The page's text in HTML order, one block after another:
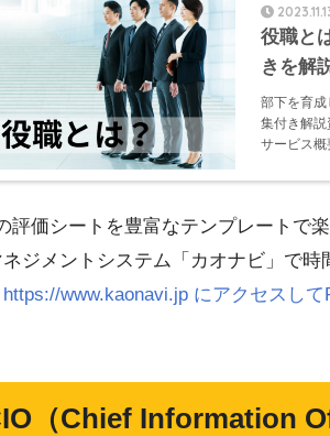
役職と
きを解
部下を育
集付き解
サービス概
評価シートを豊富なテンプレートで楽
ジメントシステム「カオナビ」で時
https://www.kaonavi.jp にアクセスし
（Chief Information